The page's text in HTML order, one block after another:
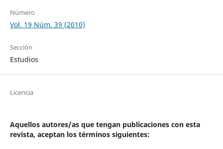
Número
Vol. 19 Núm. 39 (2010)
Sección
Estudios
Licencia
Aquellos autores/as que tengan publicaciones con esta
revista, aceptan los términos siguientes: